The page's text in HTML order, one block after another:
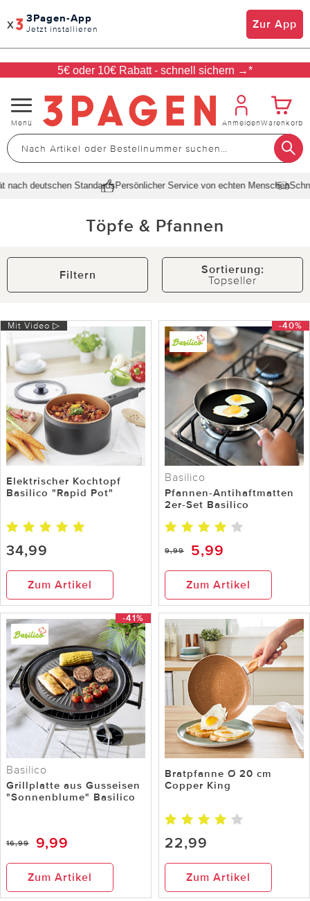
x 3Pagen-App
Jetzt installieren Zur App
5€ oder 10€ Rabatt - schnell sichern →*
Navigation
umschalten
Menü AnmeldenWarenkorb
deutschen StandardsPersönlicher Service von echten MenschenSchnelle
Töpfe & Pfannen
Filtern
Sortierung:
Topseller
Mit Video ▷
Elektrischer Kochtopf
Basilico "Rapid Pot"
34,99
Zum Artikel
-40%
Basilico
Pfannen-Antihaftmatten
2er-Set Basilico
9,99 5,99
Zum Artikel
-41%
Basilico
Grillplatte aus Gusseisen
"Sonnenblume" Basilico
16,99 9,99
Zum Artikel
Bratpfanne Ø 20 cm
Copper King
22,99
Zum Artikel